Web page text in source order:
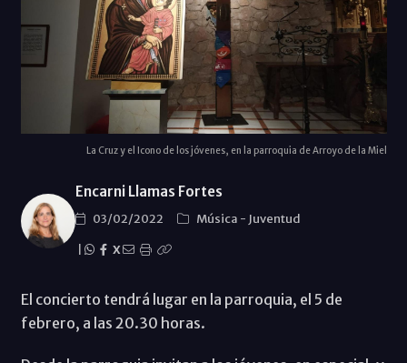
La Cruz y el Icono de los jóvenes, en la parroquia de Arroyo de la Miel
Encarni Llamas Fortes
03/02/2022 Música - Juventud
X
El concierto tendrá lugar en la parroquia, el 5 de
febrero, a las 20.30 horas.